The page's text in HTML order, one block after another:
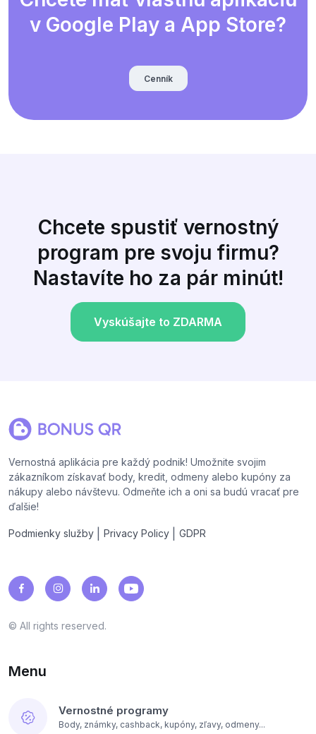
v Google Play a App Store?
Cenník
Chcete spustiť vernostný
program pre svoju firmu?
Nastavíte ho za pár minút!
Vyskúšajte to ZDARMA
Vernostná aplikácia pre každý podnik! Umožnite svojim
zákazníkom získavať body, kredit, odmeny alebo kupóny za
nákupy alebo návštevu. Odmeňte ich a oni sa budú vracať pre
ďalšie!
Podmienky služby Privacy Policy GDPR
© All rights reserved.
Menu
Vernostné programy
Body, známky, cashback, kupóny, zľavy, odmeny...